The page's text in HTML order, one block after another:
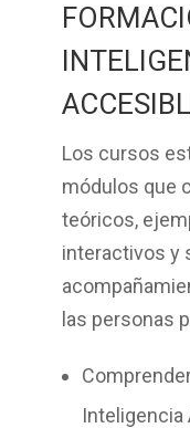
Los cursos
módulos que
teóricos,
interactivos y
las personas
Inteligencia